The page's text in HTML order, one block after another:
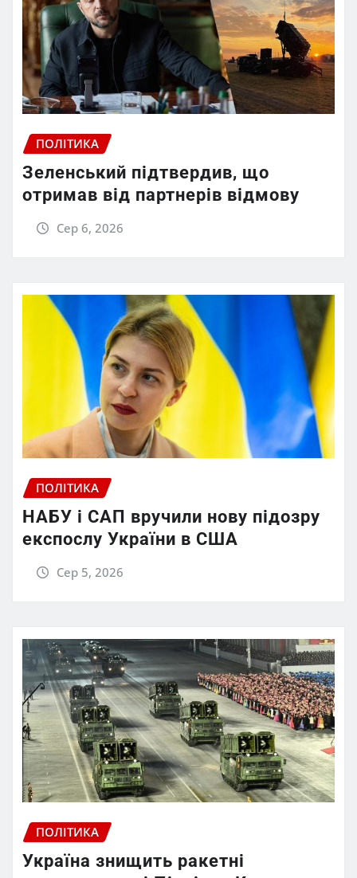
ПОЛІТИКА
Зеленський підтвердив, що
отримав від партнерів відмову
Сер 6, 2026
ПОЛІТИКА
НАБУ і САП вручили нову підозру
експослу України в США
Сер 5, 2026
ПОЛІТИКА
Україна знищить ракетні